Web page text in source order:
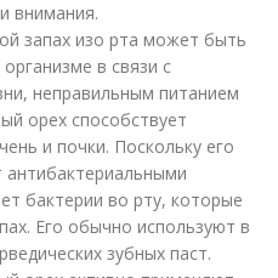
внимания.
запах изо рта может быть
в связи с
неправильным питанием
орех способствует
и почки. Поскольку его
бактерии во рту, которые
Его обычно используют в
зубных паст.